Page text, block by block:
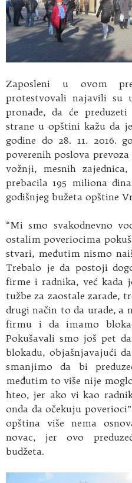
Zaposleni u ovom
protestvovali najavili su
pronađe, da će
strane u opštini kažu da
godine do 28. 11. 2016.
poverenih poslova
vožnji, mesnih
prebacila 195 miliona
godišnjeg bužeta opštine
“Mi smo svakodnevno
ostalim poveriocima
stvari, međutim nismo
Trebalo je da postoji
firme i radnika, već kada
tužbe za zaostale zarade,
drugi način to da urade, a
firmu i da imamo
Pokušavali smo još pet
blokadu, objašnjavajući
smanjimo da bi
međutim to više nije
hteo, jer ako vi kao
onda da očekuju
opština više nema
novac, jer ovo
budžeta.